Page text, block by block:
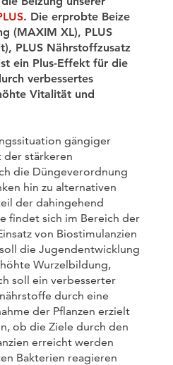
. Die erprobte Beize
(MAXIM XL), PLUS
PLUS Nährstoffzusatz
ein Plus-Effekt für die
verbessertes
Vitalität und
gängiger
stärkeren
die Düngeverordnung
hin zu alternativen
der dahingehend
findet sich im Bereich der
von Biostimulanzien
die Jugendentwicklung
Wurzelbildung,
soll ein verbesserter
durch eine
der Pflanzen erzielt
ob die Ziele durch den
erreicht werden
Bakterien reagieren